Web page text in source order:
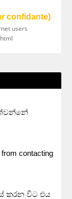
confidante)
users
contacting
කරන විට එය